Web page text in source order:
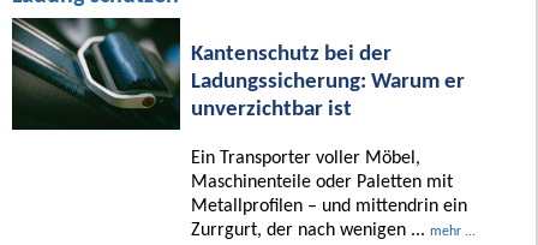
Kantenschutz bei der
Ladungssicherung: Warum er
unverzichtbar ist
Ein Transporter voller Möbel,
Maschinenteile oder Paletten mit
Metallprofilen – und mittendrin ein
Zurrgurt, der nach wenigen ... mehr ...